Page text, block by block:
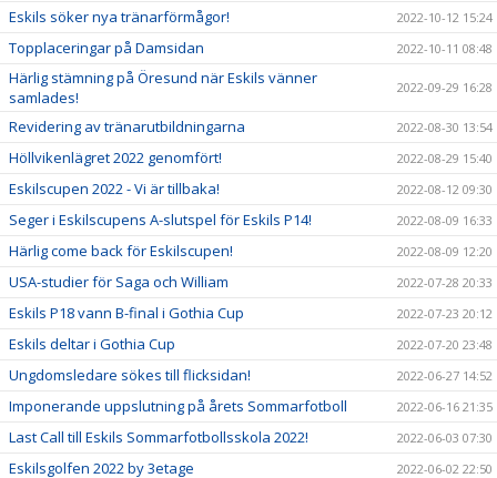
Eskils söker nya tränarförmågor! 2022-10-12 15:24
Topplaceringar på Damsidan 2022-10-11 08:48
Härlig stämning på Öresund när Eskils vänner
samlades!
2022-09-29 16:28
Revidering av tränarutbildningarna 2022-08-30 13:54
Höllvikenlägret 2022 genomfört! 2022-08-29 15:40
Eskilscupen 2022 - Vi är tillbaka! 2022-08-12 09:30
Seger i Eskilscupens A-slutspel för Eskils P14! 2022-08-09 16:33
Härlig come back för Eskilscupen! 2022-08-09 12:20
USA-studier för Saga och William 2022-07-28 20:33
Eskils P18 vann B-final i Gothia Cup 2022-07-23 20:12
Eskils deltar i Gothia Cup 2022-07-20 23:48
Ungdomsledare sökes till flicksidan! 2022-06-27 14:52
Imponerande uppslutning på årets Sommarfotboll 2022-06-16 21:35
Last Call till Eskils Sommarfotbollsskola 2022! 2022-06-03 07:30
Eskilsgolfen 2022 by 3etage 2022-06-02 22:50